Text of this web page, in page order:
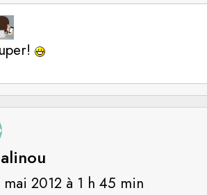
mai 2012 à 1 h 45 min